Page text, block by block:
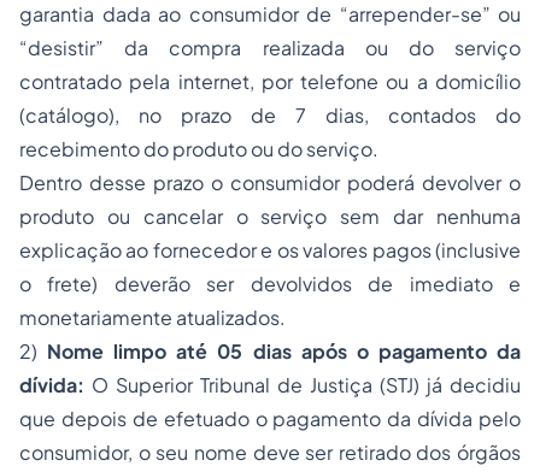
garantia dada ao consumidor de “arrepender-se” ou
“desistir” da compra realizada ou do serviço
contratado pela internet, por telefone ou a domicílio
(catálogo), no prazo de 7 dias, contados do
recebimento do produto ou do serviço.
Dentro desse prazo o consumidor poderá devolver o
produto ou cancelar o serviço sem dar nenhuma
explicação ao fornecedor e os valores pagos (inclusive
o frete) deverão ser devolvidos de imediato e
monetariamente atualizados.
2) Nome limpo até 05 dias após o pagamento da
dívida: O Superior Tribunal de Justiça (STJ) já decidiu
que depois de efetuado o pagamento da dívida pelo
consumidor, o seu nome deve ser retirado dos órgãos